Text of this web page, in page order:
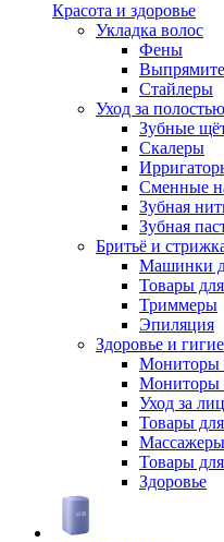
Красота и здоровье
Укладка волос
Фены
Стайлеры
Уход за
Зубные
Скалеры
Сменные
Зубная
Зубная
Бритьё и
Машинки
Товары
Триммеры
Эпиляция
Здоровье и
Мониторы
Мониторы
Уход за
Товары
Массажеры
Товары
Здоровье